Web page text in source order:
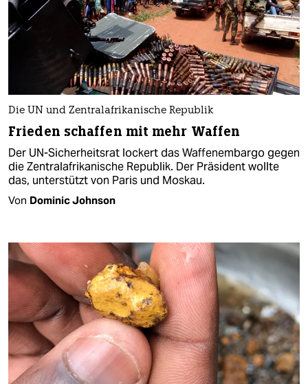
Die UN und Zentralafrikanische Republik
Frieden schaffen mit mehr Waffen
Der UN-Sicherheitsrat lockert das Waffenembargo gegen
die Zentralafrikanische Republik. Der Präsident wollte
das, unterstützt von Paris und Moskau.
Von Dominic Johnson